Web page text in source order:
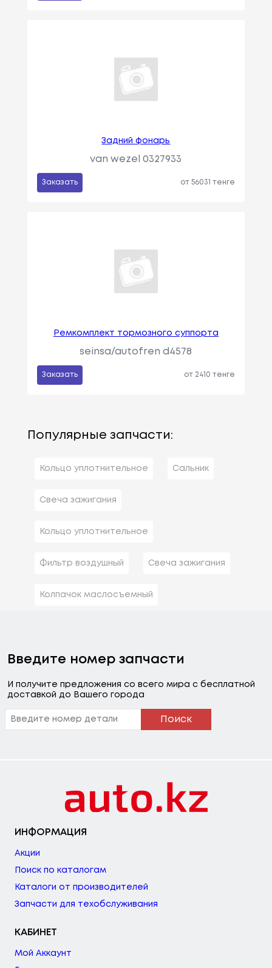
Задний фонарь
van wezel 0327933
Заказать от 56031 тенге
Ремкомплект тормозного суппорта
seinsa/autofren d4578
Заказать от 2410 тенге
Популярные запчасти:
Кольцо уплотнительное Сальник
Свеча зажигания
Кольцо уплотнительное
Фильтр воздушный Свеча зажигания
Колпачок маслосъемный
Введите номер запчасти
И получите предложения со всего мира с бесплатной
доставкой до Вашего города
Поиск
ИНФОРМАЦИЯ
Акции
Поиск по каталогам
Каталоги от производителей
Запчасти для техобслуживания
КАБИНЕТ
Мой Аккаунт